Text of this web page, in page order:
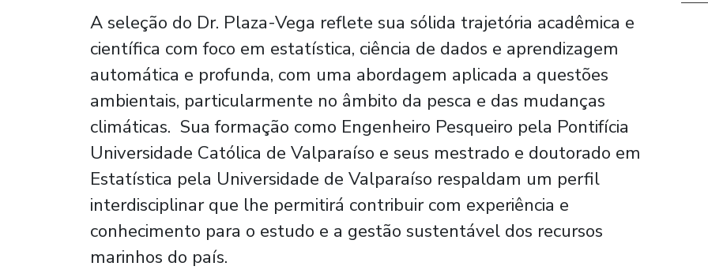
A seleção do Dr. Plaza-Vega reflete sua sólida trajetória acadêmica e
científica com foco em estatística, ciência de dados e aprendizagem
automática e profunda, com uma abordagem aplicada a questões
ambientais, particularmente no âmbito da pesca e das mudanças
climáticas. Sua formação como Engenheiro Pesqueiro pela Pontifícia
Universidade Católica de Valparaíso e seus mestrado e doutorado em
Estatística pela Universidade de Valparaíso respaldam um perfil
interdisciplinar que lhe permitirá contribuir com experiência e
conhecimento para o estudo e a gestão sustentável dos recursos
marinhos do país.